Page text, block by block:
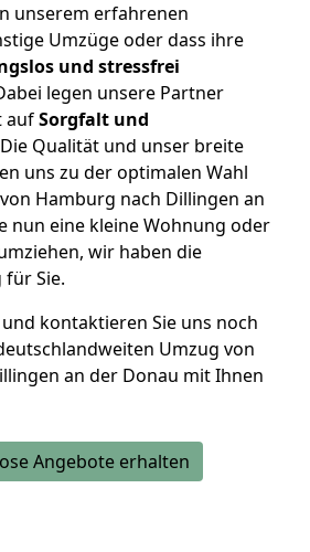
unserem erfahrenen
Umzüge oder dass ihre
und stressfrei
legen unsere Partner
aufSorgfalt und
Die Qualität und unser breite
uns zu der optimalen Wahl
Hamburg nach Dillingen an
nun eine kleine Wohnung oder
wir haben die
für Sie.
und kontaktieren Sie uns noch
Umzug von
an der Donau mit Ihnen
Angebote erhalten